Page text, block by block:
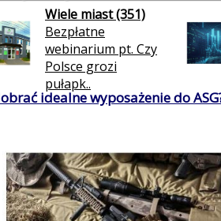
Wiele miast (351)
Bezpłatne
webinarium pt. Czy
Polsce grozi
pułapk..
idealne wyposażenie do